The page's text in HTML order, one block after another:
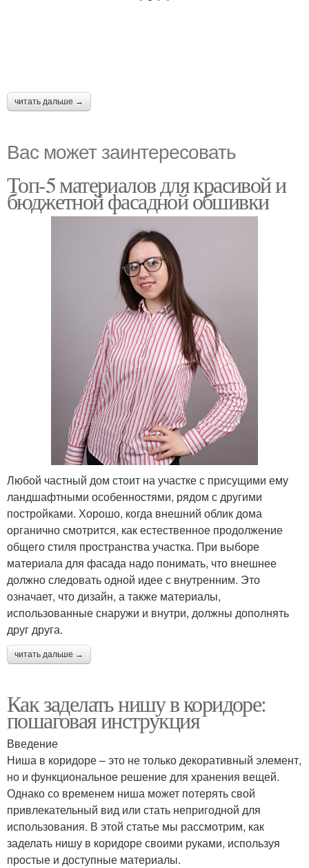
читать дальше →
Вас может заинтересовать
Топ-5 материалов для красивой и
бюджетной фасадной обшивки
Любой частный дом стоит на участке с присущими ему
ландшафтными особенностями, рядом с другими
постройками. Хорошо, когда внешний облик дома
органично смотрится, как естественное продолжение
общего стиля пространства участка. При выборе
материала для фасада надо понимать, что внешнее
должно следовать одной идее с внутренним. Это
означает, что дизайн, а также материалы,
использованные снаружи и внутри, должны дополнять
друг друга.
читать дальше →
Как заделать нишу в коридоре:
пошаговая инструкция
Введение
Ниша в коридоре – это не только декоративный элемент,
но и функциональное решение для хранения вещей.
Однако со временем ниша может потерять свой
привлекательный вид или стать непригодной для
использования. В этой статье мы рассмотрим, как
заделать нишу в коридоре своими руками, используя
простые и доступные материалы.